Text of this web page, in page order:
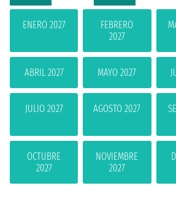
ENERO 2027
FEBRERO
2027
ABRIL 2027 MAYO 2027
JULIO 2027 AGOSTO 2027
OCTUBRE
2027
NOVIEMBRE
2027